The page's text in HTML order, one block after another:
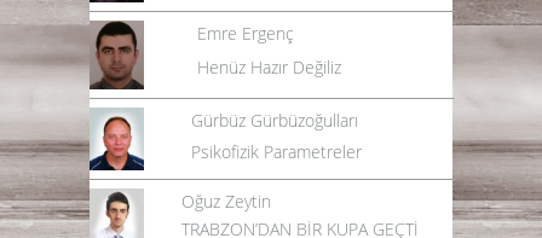
Emre Ergenç
Henüz Hazır Değiliz
Gürbüz Gürbüzoğulları
Psikofizik Parametreler
Oğuz Zeytin
TRABZON’DAN BİR KUPA GEÇTİ